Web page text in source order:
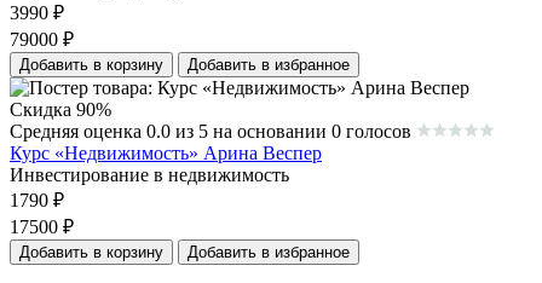
3990 ₽
79000 ₽
Добавить в корзину Добавить в избранное
Скидка 90%
Средняя оценка 0.0 из 5 на основании 0 голосов
Курс «Недвижимость» Арина Веспер
Инвестирование в недвижимость
1790 ₽
17500 ₽
Добавить в корзину Добавить в избранное